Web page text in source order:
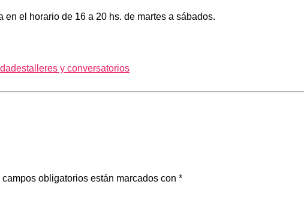
el horario de 16 a 20 hs. de martes a sábados.
talleres y conversatorios
campos obligatorios están marcados con *